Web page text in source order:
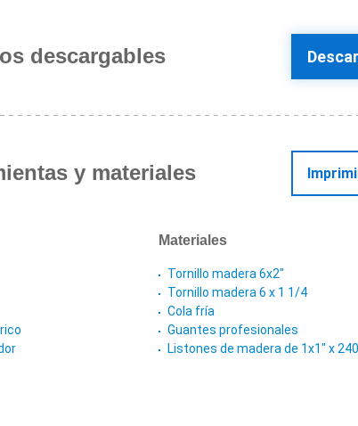
descargables
y materiales
Materiales
Tornillo madera 6x2"
Tornillo madera 6 x 1 1/4
Cola fría
Guantes profesionales
Listones de madera de 1x1" x